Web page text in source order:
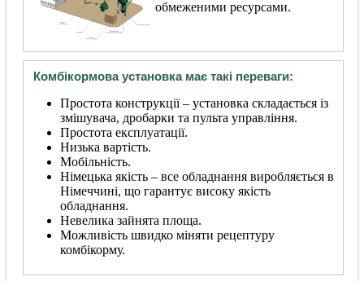
обмеженими ресурсами.
Комбікормова установка має такі переваги:
Простота конструкції – установка складається із
змішувача, дробарки та пульта управління.
Простота експлуатації.
Низька вартість.
Мобільність.
Німецька якість – все обладнання виробляється в
Німеччині, що гарантує високу якість
обладнання.
Невелика зайнята площа.
Можливість швидко міняти рецептуру
комбікорму.